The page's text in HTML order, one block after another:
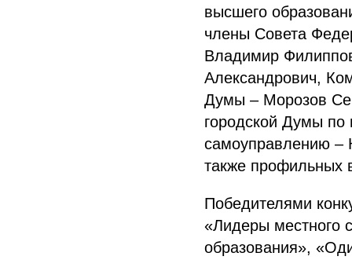
высшего
члены Совета
Владимир
Александрович,
Думы – Морозов
городской Думы по
самоуправлению –
также профильных
Победителями
«Лидеры местного
образования»,